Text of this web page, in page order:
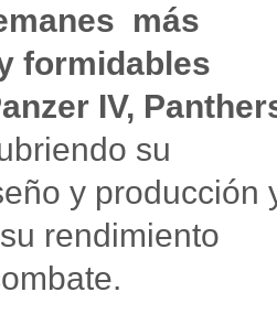
más
formidables
IV,
su
y producción
rendimiento